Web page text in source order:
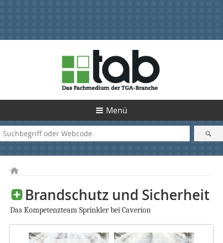
Menü
Brandschutz und Sicherheit
Das Kompetenzteam Sprinkler bei Caverion